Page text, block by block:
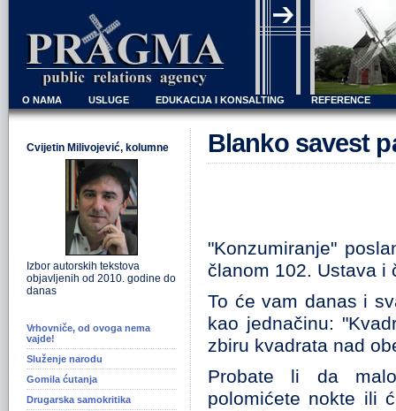
O NAMA USLUGE EDUKACIJA I KONSALTING REFERENCE
Cvijetin Milivojević, kolumne
Izbor autorskih tekstova
objavljenih od 2010. godine do
danas
Vrhovniče, od ovoga nema
vajde!
Služenje narodu
Gomila ćutanja
Drugarska samokritika
Blanko savest
"Konzumiranje"
članom 102. Ustava i
To će vam danas i
kao jednačinu:
zbiru kvadrata nad
Probate li da
polomićete nokte ili